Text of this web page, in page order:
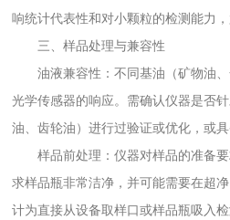
响统计代表性和对小颗粒的检测能力，
三、样品处理与兼容性
油液兼容性：不同基油（矿物油、
光学传感器的响应。需确认仪器是否
油、齿轮油）进行过验证或优化，或
样品前处理：仪器对样品的准备要
求样品瓶非常洁净，并可能需要在超
计为直接从设备取样口或样品瓶吸入